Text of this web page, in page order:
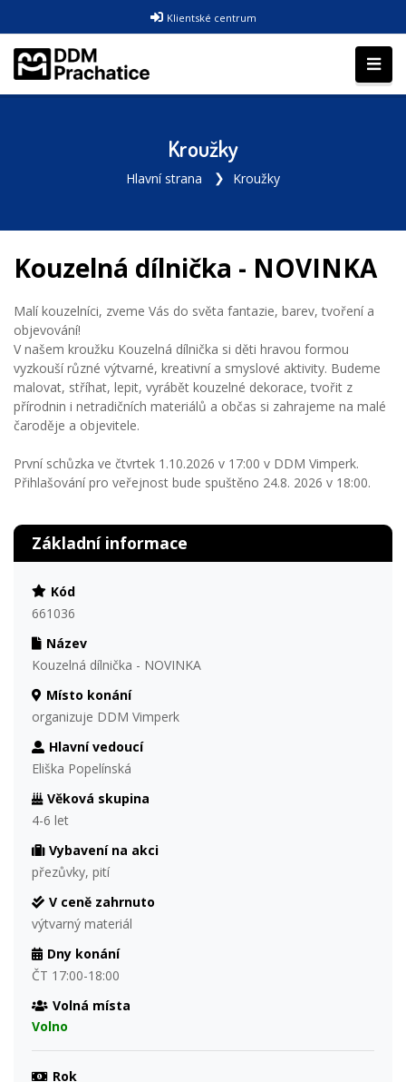
Klientské centrum
Kroužky
Hlavní strana Kroužky
Kouzelná dílnička - NOVINKA
Malí kouzelníci, zveme Vás do světa fantazie, barev, tvoření a
objevování!
V našem kroužku Kouzelná dílnička si děti hravou formou
vyzkouší různé výtvarné, kreativní a smyslové aktivity. Budeme
malovat, stříhat, lepit, vyrábět kouzelné dekorace, tvořit z
přírodnin i netradičních materiálů a občas si zahrajeme na malé
čaroděje a objevitele.
První schůzka ve čtvrtek 1.10.2026 v 17:00 v DDM Vimperk.
Přihlašování pro veřejnost bude spuštěno 24.8. 2026 v 18:00.
Základní informace
Kód
661036
Název
Kouzelná dílnička - NOVINKA
Místo konání
organizuje DDM Vimperk
Hlavní vedoucí
Eliška Popelínská
Věková skupina
4-6 let
Vybavení na akci
přezůvky, pití
V ceně zahrnuto
výtvarný materiál
Dny konání
ČT 17:00-18:00
Volná místa
Volno
Rok